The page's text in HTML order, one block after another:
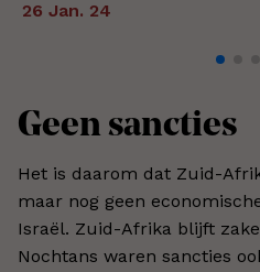
26 Jan. 24
Geen sancties
Het is daarom dat Zuid-
maar nog geen
Israël. Zuid-Afrika blijft
Nochtans waren sancties